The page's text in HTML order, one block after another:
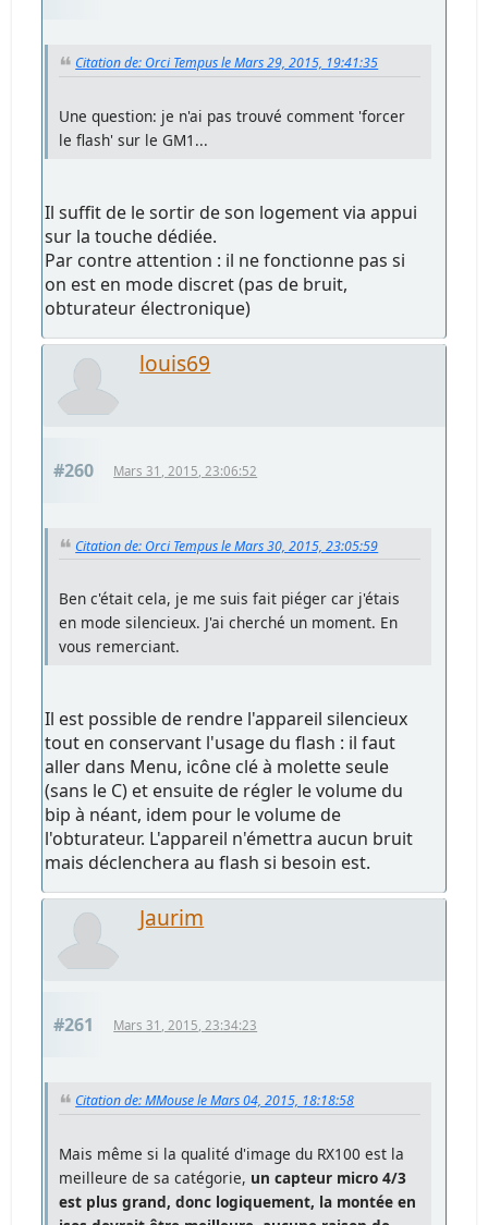
Citation de: Orci Tempus le Mars 29, 2015, 19:41:35
Une question: je n'ai pas trouvé comment 'forcer
le flash' sur le GM1...
Il suffit de le sortir de son logement via appui
sur la touche dédiée.
Par contre attention : il ne fonctionne pas si
on est en mode discret (pas de bruit,
obturateur électronique)
louis69
#260 Mars 31, 2015, 23:06:52
Citation de: Orci Tempus le Mars 30, 2015, 23:05:59
Ben c'était cela, je me suis fait piéger car j'étais
en mode silencieux. J'ai cherché un moment. En
vous remerciant.
Il est possible de rendre l'appareil silencieux
tout en conservant l'usage du flash : il faut
aller dans Menu, icône clé à molette seule
(sans le C) et ensuite de régler le volume du
bip à néant, idem pour le volume de
l'obturateur. L'appareil n'émettra aucun bruit
mais déclenchera au flash si besoin est.
Jaurim
#261 Mars 31, 2015, 23:34:23
Citation de: MMouse le Mars 04, 2015, 18:18:58
Mais même si la qualité d'image du RX100 est la
meilleure de sa catégorie, un capteur micro 4/3
est plus grand, donc logiquement, la montée en